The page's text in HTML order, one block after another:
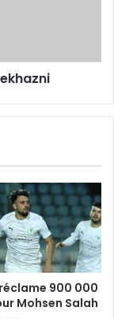
900 000
Mohsen Salah